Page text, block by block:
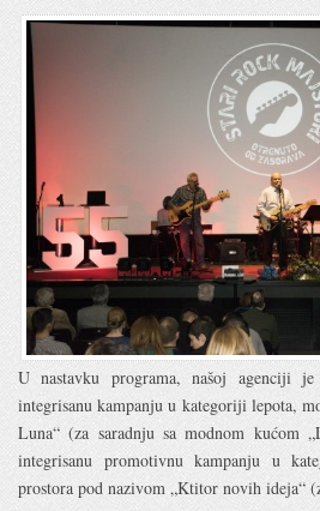
U nastavku programa, našoj agenciji
integrisanu kampanju u kategoriji lepota,
Luna“ (za saradnju sa modnom kućom
integrisanu promotivnu kampanju u
prostora pod nazivom „Ktitor novih ideja“